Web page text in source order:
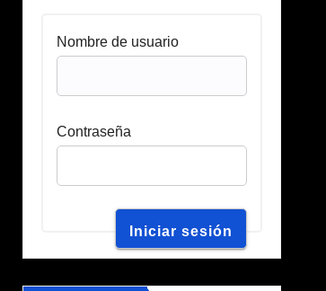
Nombre de usuario
Contraseña